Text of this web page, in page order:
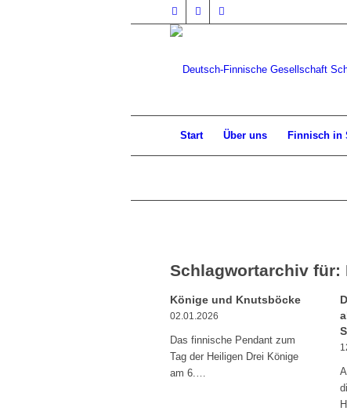
Start Über uns Finnisch in
Schlagwortarchiv für:
Könige und Knutsböcke
02.01.2026
Das finnische Pendant zum
Tag der Heiligen Drei Könige
am 6.…